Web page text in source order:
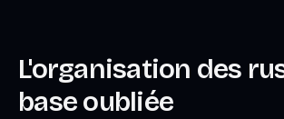
L'organisation des
base oubliée